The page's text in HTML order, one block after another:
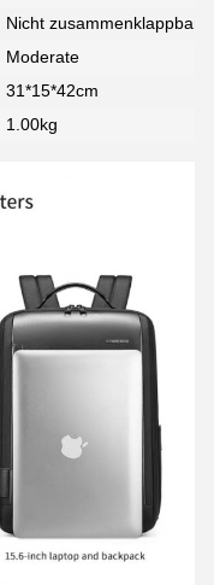
Nicht zusammenklappbar
Moderate
31*15*42cm
1.00kg